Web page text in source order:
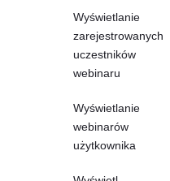
Wyświetlanie
zarejestrowanych
uczestników
webinaru
Wyświetlanie
webinarów
użytkownika